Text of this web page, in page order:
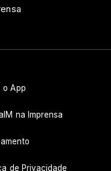
o App
na Imprensa
de Privacidade